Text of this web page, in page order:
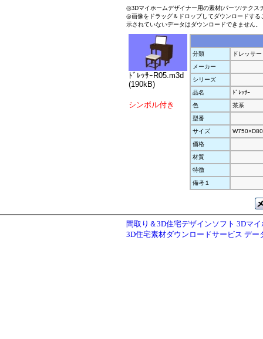
◎3Dマイホームデザイナー用の素材(パーツ/テクス
◎画像をドラッグ＆ドロップしてダウンロードす
示されていないデータはダウンロードできません。
ﾄﾞﾚｯｻｰR05.m3d
(190kB)
シンボル付き
分類
ドレッサー
メーカー
シリーズ
品名
ﾄﾞﾚｯｻｰ
色
茶系
型番
サイズ
価格
材質
特徴
備考１
間取り＆3D住宅デザインソフト 3Dマ
3D住宅素材ダウンロードサービス デー